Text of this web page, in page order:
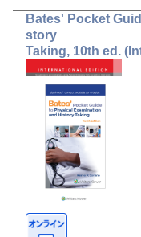
Bates' Pocket
story
Taking, 10th ed.